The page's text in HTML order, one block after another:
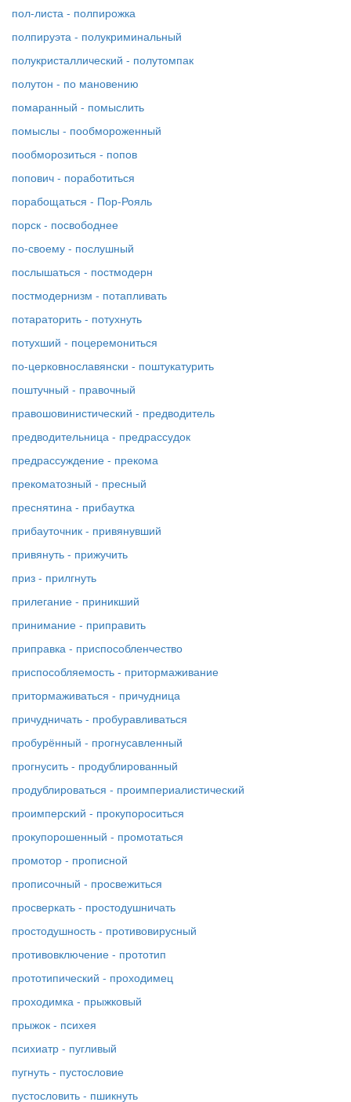
пол-листа - полпирожка
полпируэта - полукриминальный
полукристаллический - полутомпак
полутон - по мановению
помаранный - помыслить
помыслы - пообмороженный
пообморозиться - попов
попович - поработиться
порабощаться - Пор-Рояль
порск - посвободнее
по-своему - послушный
послышаться - постмодерн
постмодернизм - потапливать
потараторить - потухнуть
потухший - поцеремониться
по-церковнославянски - поштукатурить
поштучный - правочный
правошовинистический - предводитель
предводительница - предрассудок
предрассуждение - прекома
прекоматозный - пресный
преснятина - прибаутка
прибауточник - привянувший
привянуть - прижучить
приз - прилгнуть
прилегание - приникший
принимание - приправить
приправка - приспособленчество
приспособляемость - притормаживание
притормаживаться - причудница
причудничать - пробуравливаться
пробурённый - прогнусавленный
прогнусить - продублированный
продублироваться - проимпериалистический
проимперский - прокупороситься
прокупорошенный - промотаться
промотор - прописной
прописочный - просвежиться
просверкать - простодушничать
простодушность - противовирусный
противовключение - прототип
прототипический - проходимец
проходимка - прыжковый
прыжок - психея
психиатр - пугливый
пугнуть - пустословие
пустословить - пшикнуть